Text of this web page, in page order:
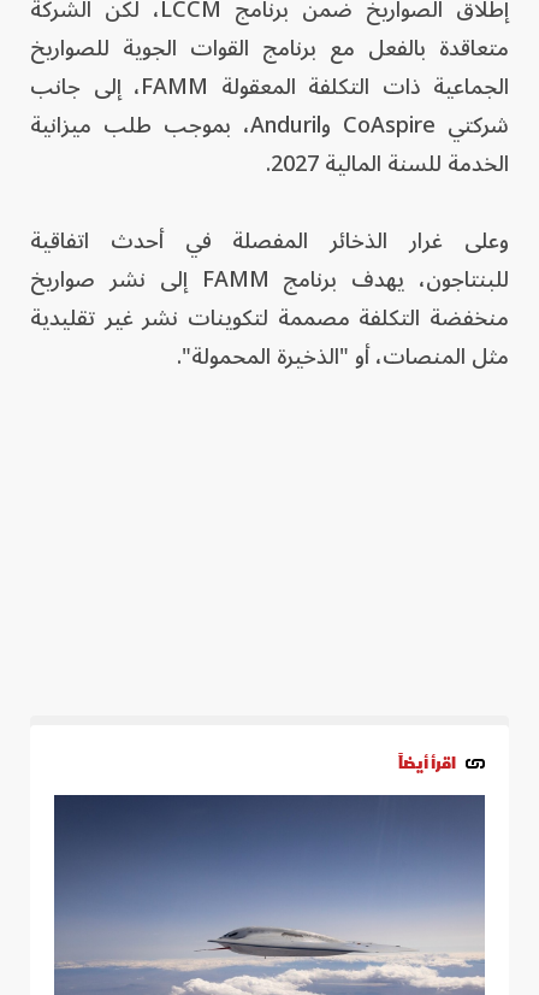
إطلاق الصواريخ ضمن برنامج LCCM، لكن الشركة
متعاقدة بالفعل مع برنامج القوات الجوية للصواريخ
الجماعية ذات التكلفة المعقولة FAMM، إلى جانب
شركتي CoAspire وAnduril، بموجب طلب ميزانية
الخدمة للسنة المالية 2027.
وعلى غرار الذخائر المفصلة في أحدث اتفاقية
للبنتاجون، يهدف برنامج FAMM إلى نشر صواريخ
منخفضة التكلفة مصممة لتكوينات نشر غير تقليدية
مثل المنصات، أو "الذخيرة المحمولة".
اقرأ أيضاً